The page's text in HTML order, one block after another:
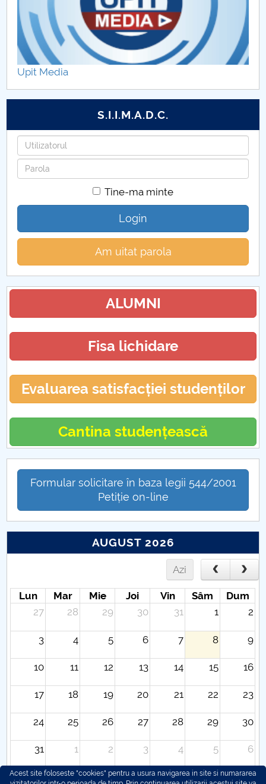
Upit Media
S.I.I.M.A.D.C.
Utilizatorul
Parola
Tine-ma minte
Login
Am uitat parola
ALUMNI
Fisa lichidare
Evaluarea satisfacției studenților
Cantina studențească
Formular solicitare în baza legii 544/2001
Petiție on-line
AUGUST 2026
Azi
Lun Mar Mie Joi Vin Sâm
Dum
27
28 29 30 31 1 2
3 4 5 6 7 8 9
10 11 12 13 14 15 16
17 18 19 20 21 22 23
24 25 26 27 28 29 30
31 1 2 3 4 5 6
Acest site foloseste "cookies" pentru a usura navigarea in site si numararea